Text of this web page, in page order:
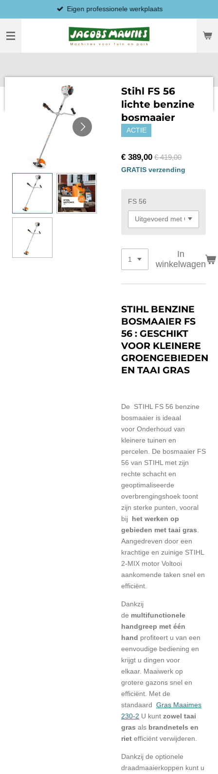
direct
naar
hoofdinhoud
Eigen professionele werkplaats
Stihl FS 56
lichte benzine
bosmaaier
ACTIE
€ 389,00 € 419,00
GRATIS verzending
FS 56
In
winkelwagen
STIHL BENZINE
BOSMAAIER FS
56 : GESCHIKT
VOOR KLEINERE
GROENGEBIEDEN
EN TAAI GRAS
De STIHL FS 56 benzine
bosmaaier is ideaal
voor Onderhoud van
kleinere tuinen en
percelen. De bosmaaier FS
56 van STIHL met zijn
rechte schacht en
geoptimaliseerde
overbrengingshoek toont
zijn sterke punten, vooral
bij het werken op
gebieden met taai gras
Aangedreven door een
krachtige en zuinige STIHL
2-MIX motor Voltooi
aankomende taken snel en
efficiënt.
Dankzij
de multifunctionele
handgreep met één
hand profiteert u van een
eenvoudige bediening en
krijgt u dingen voor
elkaar. Maaiwerk op
grotere gazons snel en
efficiënt. Met de
standaard Gras Maaimes
230-2 U kunt zowel taai
gras als brandnetels en
riet efficiënt verwijderen.
Dankzij de optionele
draadmaaierkoppen kunt u